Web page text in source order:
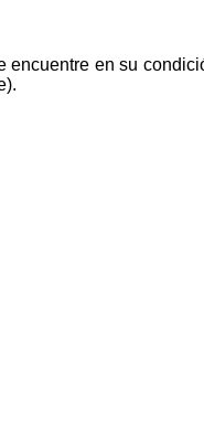
en su